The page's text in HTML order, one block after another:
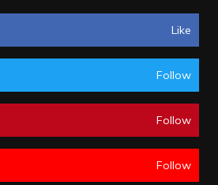
Like
Follow
Follow
Follow